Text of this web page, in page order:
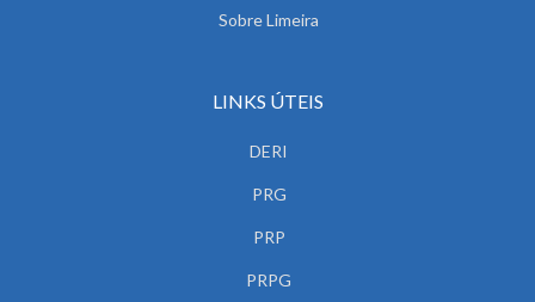
Sobre Limeira
LINKS ÚTEIS
DERI
PRG
PRP
PRPG